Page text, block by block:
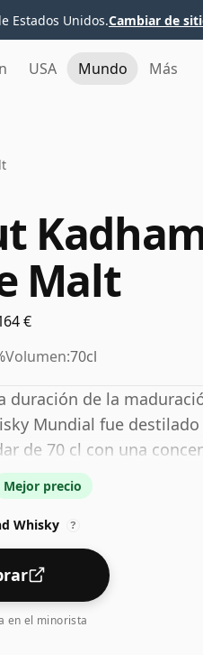
Estados Unidos.Cambiar de
USA Mundo Más
Malt
€
Volumen:70cl
duración de la
Mundial fue
de 70 cl con una
Mejor precio
Whisky ?
en el minorista